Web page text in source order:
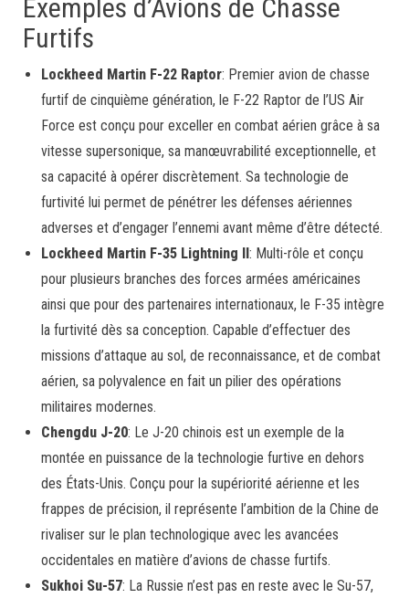
Exemples d’Avions de Chasse
Furtifs
Lockheed Martin F-22 Raptor: Premier avion de chasse
furtif de cinquième génération, le F-22 Raptor de l’US Air
Force est conçu pour exceller en combat aérien grâce à sa
vitesse supersonique, sa manœuvrabilité exceptionnelle, et
sa capacité à opérer discrètement. Sa technologie de
furtivité lui permet de pénétrer les défenses aériennes
adverses et d’engager l’ennemi avant même d’être détecté.
Lockheed Martin F-35 Lightning II : Multi-rôle et conçu
pour plusieurs branches des forces armées américaines
ainsi que pour des partenaires internationaux, le F-35 intègre
la furtivité dès sa conception. Capable d’effectuer des
missions d’attaque au sol, de reconnaissance, et de combat
aérien, sa polyvalence en fait un pilier des opérations
militaires modernes.
Chengdu J-20: Le J-20 chinois est un exemple de la
montée en puissance de la technologie furtive en dehors
des États-Unis. Conçu pour la supériorité aérienne et les
frappes de précision, il représente l’ambition de la Chine de
rivaliser sur le plan technologique avec les avancées
occidentales en matière d’avions de chasse furtifs.
Sukhoi Su-57: La Russie n’est pas en reste avec le Su-57,